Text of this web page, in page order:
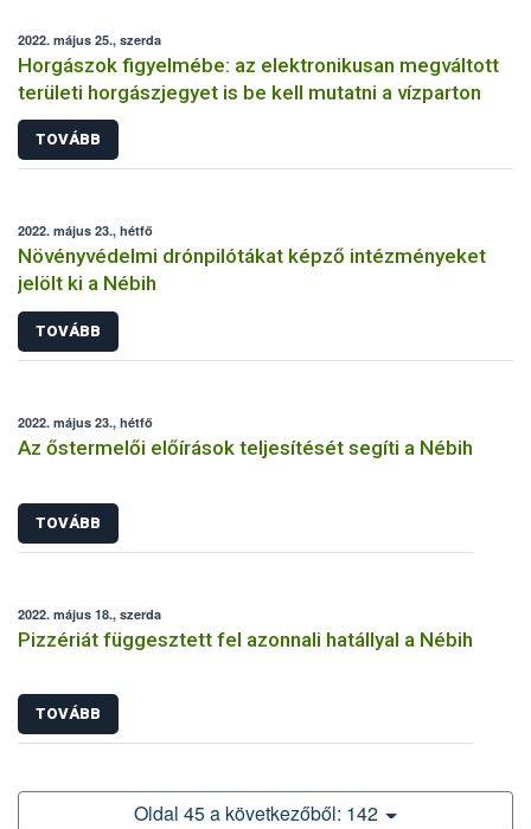
2022. május 25., szerda
Horgászok figyelmébe: az elektronikusan megváltott
területi horgászjegyet is be kell mutatni a vízparton
TOVÁBB
2022. május 23., hétfő
Növényvédelmi drónpilótákat képző intézményeket
jelölt ki a Nébih
TOVÁBB
2022. május 23., hétfő
Az őstermelői előírások teljesítését segíti a Nébih
TOVÁBB
2022. május 18., szerda
Pizzériát függesztett fel azonnali hatállyal a Nébih
TOVÁBB
Oldal 45 a következőből: 142